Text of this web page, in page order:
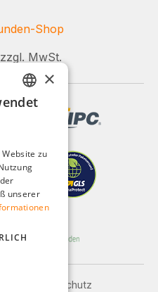
Shop
MwSt.
Datenschutz
GERMAN
FRENCH
DUTCH
×
zu
unserer